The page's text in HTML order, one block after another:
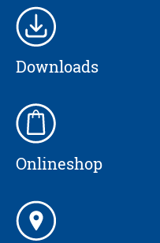
Downloads
Onlineshop